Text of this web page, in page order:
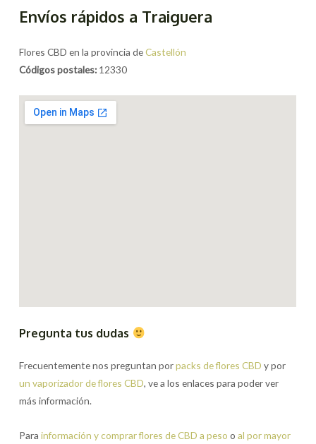
Envíos rápidos a Traiguera
Flores CBD en la provincia deCastellón
Códigos postales: 12330
Pregunta tus dudas
Frecuentemente nos preguntan porpacks de flores CBD y por
un vaporizador de flores CBD, ve a los enlaces para poder ver
más información.
Parainformación y comprar flores de CBD a peso oal por mayor